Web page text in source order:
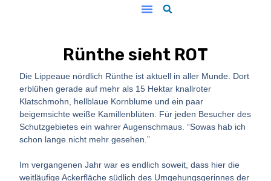
Rünthe sieht ROT
Die Lippeaue nördlich Rünthe ist aktuell in aller Munde. Dort
erblühen gerade auf mehr als 15 Hektar knallroter
Klatschmohn, hellblaue Kornblume und ein paar
beigemsichte weiße Kamillenblüten. Für jeden Besucher des
Schutzgebietes ein wahrer Augenschmaus. “Sowas hab ich
schon lange nicht mehr gesehen.”
Im vergangenen Jahr war es endlich soweit, dass hier die
weitläufige Ackerfläche südlich des Umgehungsgerinnes der